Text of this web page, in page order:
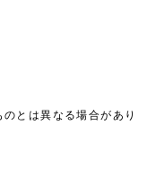
とは異なる場合があり